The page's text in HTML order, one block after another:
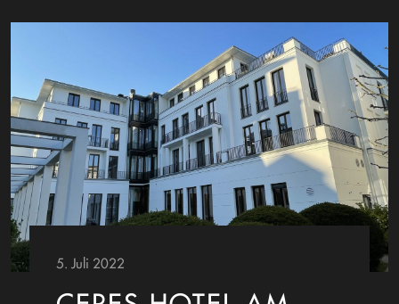
5. Juli 2022